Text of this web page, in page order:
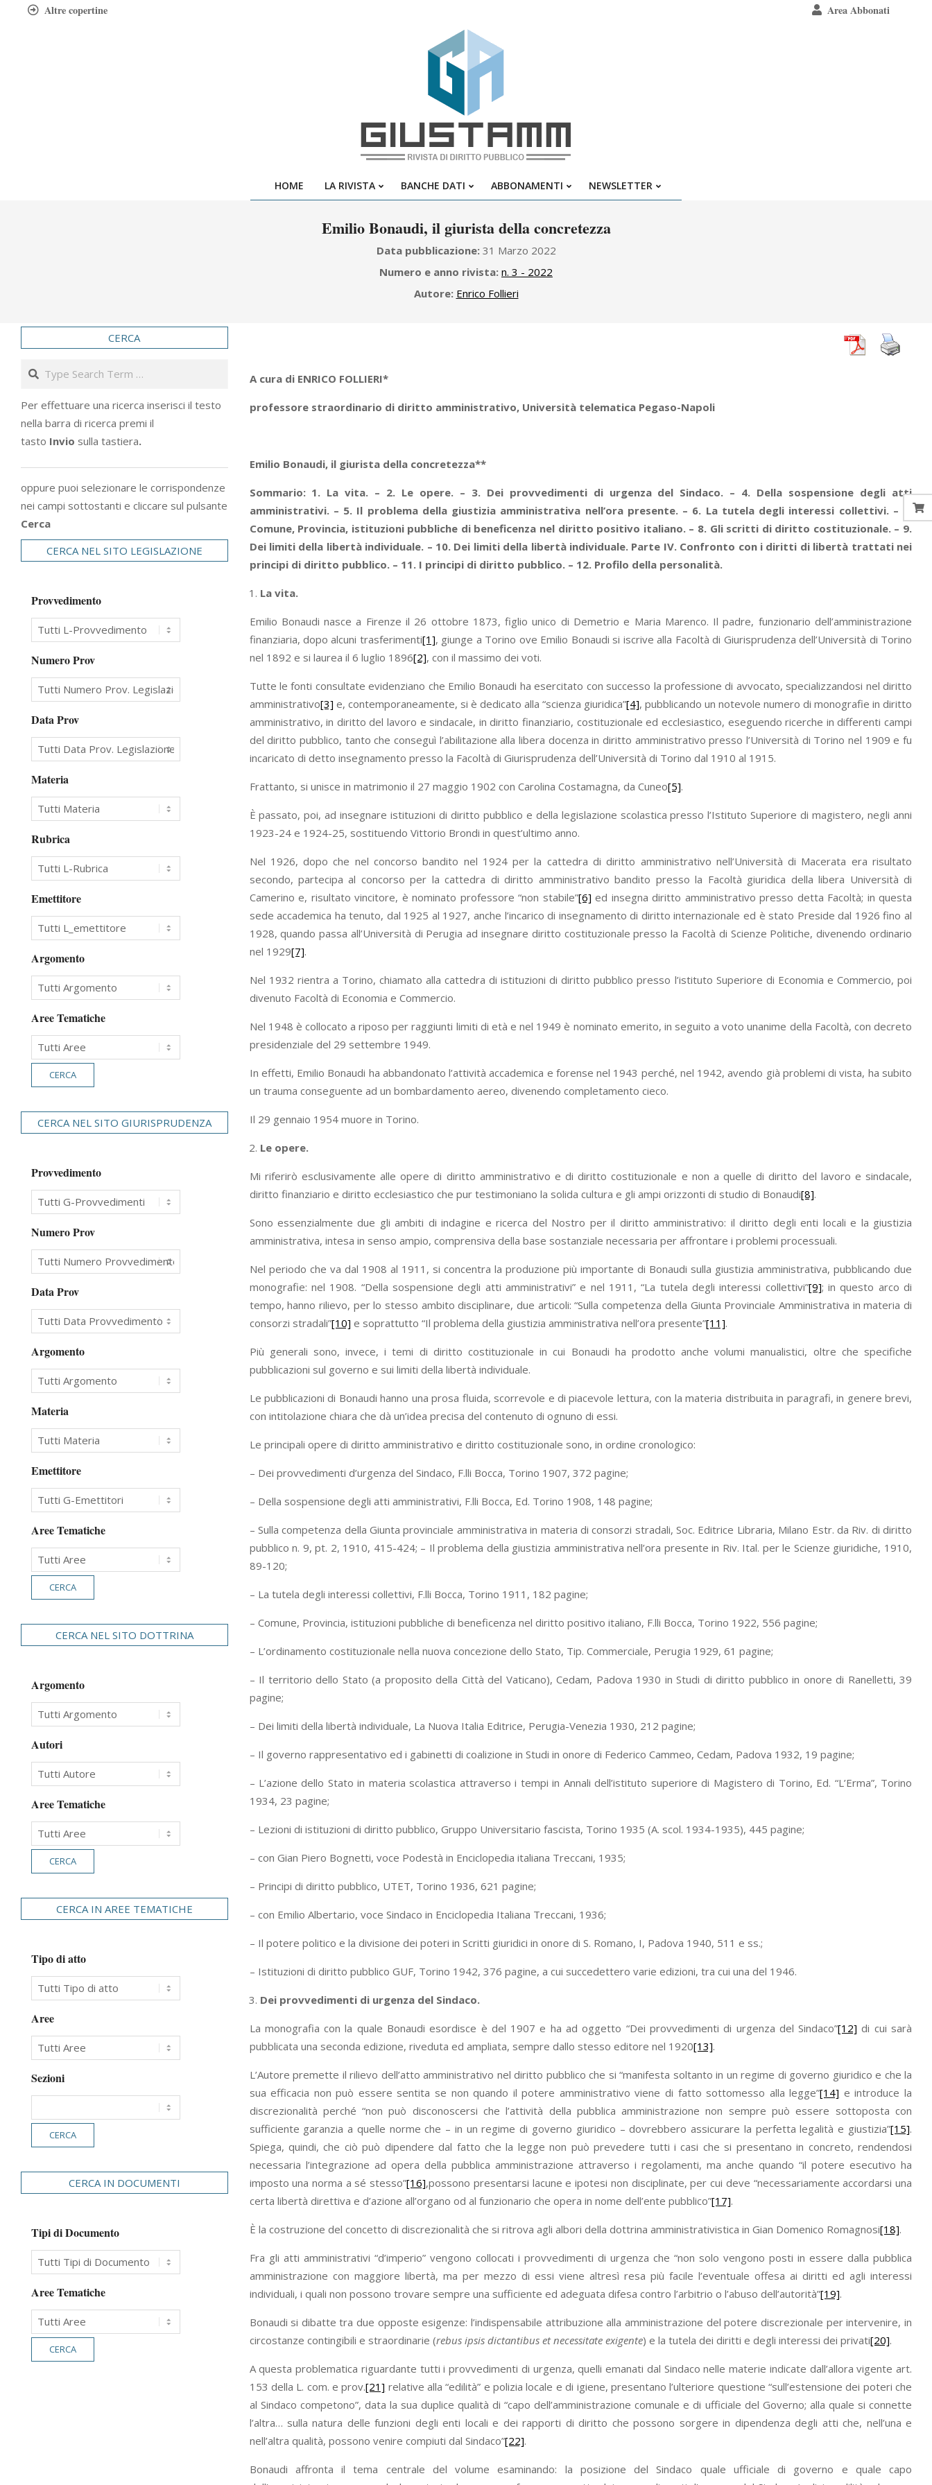
Altre copertine Area Abbonati
Giustamm
Primary
Menu
HOME LA RIVISTA BANCHE DATI ABBONAMENTI NEWSLETTER
Emilio Bonaudi, il giurista della concretezza
Data pubblicazione:31 Marzo 2022
Numero e anno rivista: n. 3 - 2022
Autore: Enrico Follieri
A cura di ENRICO FOLLIERI*
professore straordinario di diritto amministrativo, Università telematica Pegaso-Napoli
Emilio Bonaudi, il giurista della concretezza**
Sommario:1. La vita. – 2. Le opere. – 3. Dei provvedimenti di urgenza del Sindaco. – 4. Della sospensione degli atti
amministrativi. – 5. Il problema della giustizia amministrativa nell’ora presente. – 6. La tutela degli interessi collettivi. – 7.
Comune, Provincia, istituzioni pubbliche di beneficenza nel diritto positivo italiano. – 8. Gli scritti di diritto costituzionale. – 9.
Dei limiti della libertà individuale. – 10. Dei limiti della libertà individuale. Parte IV. Confronto con i diritti di libertà trattati nei
principi di diritto pubblico. – 11. I principi di diritto pubblico. – 12. Profilo della personalità.
La vita.
Emilio Bonaudi nasce a Firenze il 26 ottobre 1873, figlio unico di Demetrio e Maria Marenco. Il padre, funzionario dell’amministrazione
finanziaria, dopo alcuni trasferimenti[1], giunge a Torino ove Emilio Bonaudi si iscrive alla Facoltà di Giurisprudenza dell’Università di Torino
nel 1892 e si laurea il 6 luglio 1896[2], con il massimo dei voti.
Tutte le fonti consultate evidenziano che Emilio Bonaudi ha esercitato con successo la professione di avvocato, specializzandosi nel diritto
amministrativo[3] e, contemporaneamente, si è dedicato alla “scienza giuridica”[4], pubblicando un notevole numero di monografie in diritto
amministrativo, in diritto del lavoro e sindacale, in diritto finanziario, costituzionale ed ecclesiastico, eseguendo ricerche in differenti campi
del diritto pubblico, tanto che conseguì l’abilitazione alla libera docenza in diritto amministrativo presso l’Università di Torino nel 1909 e fu
incaricato di detto insegnamento presso la Facoltà di Giurisprudenza dell’Università di Torino dal 1910 al 1915.
Frattanto, si unisce in matrimonio il 27 maggio 1902 con Carolina Costamagna, da Cuneo[5].
È passato, poi, ad insegnare istituzioni di diritto pubblico e della legislazione scolastica presso l’Istituto Superiore di magistero, negli anni
1923-24 e 1924-25, sostituendo Vittorio Brondi in quest’ultimo anno.
Nel 1926, dopo che nel concorso bandito nel 1924 per la cattedra di diritto amministrativo nell’Università di Macerata era risultato
secondo, partecipa al concorso per la cattedra di diritto amministrativo bandito presso la Facoltà giuridica della libera Università di
Camerino e, risultato vincitore, è nominato professore “non stabile”[6] ed insegna diritto amministrativo presso detta Facoltà; in questa
sede accademica ha tenuto, dal 1925 al 1927, anche l’incarico di insegnamento di diritto internazionale ed è stato Preside dal 1926 fino al
1928, quando passa all’Università di Perugia ad insegnare diritto costituzionale presso la Facoltà di Scienze Politiche, divenendo ordinario
nel 1929[7].
Nel 1932 rientra a Torino, chiamato alla cattedra di istituzioni di diritto pubblico presso l’istituto Superiore di Economia e Commercio, poi
divenuto Facoltà di Economia e Commercio.
Nel 1948 è collocato a riposo per raggiunti limiti di età e nel 1949 è nominato emerito, in seguito a voto unanime della Facoltà, con decreto
presidenziale del 29 settembre 1949.
In effetti, Emilio Bonaudi ha abbandonato l’attività accademica e forense nel 1943 perché, nel 1942, avendo già problemi di vista, ha subito
un trauma conseguente ad un bombardamento aereo, divenendo completamento cieco.
Il 29 gennaio 1954 muore in Torino.
Le opere.
Mi riferirò esclusivamente alle opere di diritto amministrativo e di diritto costituzionale e non a quelle di diritto del lavoro e sindacale,
diritto finanziario e diritto ecclesiastico che pur testimoniano la solida cultura e gli ampi orizzonti di studio di Bonaudi[8].
Sono essenzialmente due gli ambiti di indagine e ricerca del Nostro per il diritto amministrativo: il diritto degli enti locali e la giustizia
amministrativa, intesa in senso ampio, comprensiva della base sostanziale necessaria per affrontare i problemi processuali.
Nel periodo che va dal 1908 al 1911, si concentra la produzione più importante di Bonaudi sulla giustizia amministrativa, pubblicando due
monografie: nel 1908. “Della sospensione degli atti amministrativi” e nel 1911, “La tutela degli interessi collettivi”[9]; in questo arco di
tempo, hanno rilievo, per lo stesso ambito disciplinare, due articoli: “Sulla competenza della Giunta Provinciale Amministrativa in materia di
consorzi stradali”[10] e soprattutto “Il problema della giustizia amministrativa nell’ora presente”[11].
Più generali sono, invece, i temi di diritto costituzionale in cui Bonaudi ha prodotto anche volumi manualistici, oltre che specifiche
pubblicazioni sul governo e sui limiti della libertà individuale.
Le pubblicazioni di Bonaudi hanno una prosa fluida, scorrevole e di piacevole lettura, con la materia distribuita in paragrafi, in genere brevi,
con intitolazione chiara che dà un’idea precisa del contenuto di ognuno di essi.
Le principali opere di diritto amministrativo e diritto costituzionale sono, in ordine cronologico:
– Dei provvedimenti d’urgenza del Sindaco, F.lli Bocca, Torino 1907, 372 pagine;
– Della sospensione degli atti amministrativi, F.lli Bocca, Ed. Torino 1908, 148 pagine;
– Sulla competenza della Giunta provinciale amministrativa in materia di consorzi stradali, Soc. Editrice Libraria, Milano Estr. da Riv. di diritto
pubblico n. 9, pt. 2, 1910, 415-424; – Il problema della giustizia amministrativa nell’ora presente in Riv. Ital. per le Scienze giuridiche, 1910,
89-120;
– La tutela degli interessi collettivi, F.lli Bocca, Torino 1911, 182 pagine;
– Comune, Provincia, istituzioni pubbliche di beneficenza nel diritto positivo italiano, F.lli Bocca, Torino 1922, 556 pagine;
– L’ordinamento costituzionale nella nuova concezione dello Stato, Tip. Commerciale, Perugia 1929, 61 pagine;
– Il territorio dello Stato (a proposito della Città del Vaticano), Cedam, Padova 1930 in Studi di diritto pubblico in onore di Ranelletti, 39
pagine;
– Dei limiti della libertà individuale, La Nuova Italia Editrice, Perugia-Venezia 1930, 212 pagine;
– Il governo rappresentativo ed i gabinetti di coalizione in Studi in onore di Federico Cammeo, Cedam, Padova 1932, 19 pagine;
– L’azione dello Stato in materia scolastica attraverso i tempi in Annali dell’istituto superiore di Magistero di Torino, Ed. “L’Erma”, Torino
1934, 23 pagine;
– Lezioni di istituzioni di diritto pubblico, Gruppo Universitario fascista, Torino 1935 (A. scol. 1934-1935), 445 pagine;
– con Gian Piero Bognetti, voce Podestà in Enciclopedia italiana Treccani, 1935;
– Principi di diritto pubblico, UTET, Torino 1936, 621 pagine;
– con Emilio Albertario, voce Sindaco in Enciclopedia Italiana Treccani, 1936;
– Il potere politico e la divisione dei poteri in Scritti giuridici in onore di S. Romano, I, Padova 1940, 511 e ss.;
– Istituzioni di diritto pubblico GUF, Torino 1942, 376 pagine, a cui succedettero varie edizioni, tra cui una del 1946.
Dei provvedimenti di urgenza del Sindaco.
La monografia con la quale Bonaudi esordisce è del 1907 e ha ad oggetto “Dei provvedimenti di urgenza del Sindaco”[12] di cui sarà
pubblicata una seconda edizione, riveduta ed ampliata, sempre dallo stesso editore nel 1920[13].
L’Autore premette il rilievo dell’atto amministrativo nel diritto pubblico che si “manifesta soltanto in un regime di governo giuridico e che la
sua efficacia non può essere sentita se non quando il potere amministrativo viene di fatto sottomesso alla legge”[14] e introduce la
discrezionalità perché “non può disconoscersi che l’attività della pubblica amministrazione non sempre può essere sottoposta con
sufficiente garanzia a quelle norme che – in un regime di governo giuridico – dovrebbero assicurare la perfetta legalità e giustizia”[15].
Spiega, quindi, che ciò può dipendere dal fatto che la legge non può prevedere tutti i casi che si presentano in concreto, rendendosi
necessaria l’integrazione ad opera della pubblica amministrazione attraverso i regolamenti, ma anche quando “il potere esecutivo ha
imposto una norma a sé stesso”[16],possono presentarsi lacune e ipotesi non disciplinate, per cui deve “necessariamente accordarsi una
certa libertà direttiva e d’azione all’organo od al funzionario che opera in nome dell’ente pubblico”[17].
È la costruzione del concetto di discrezionalità che si ritrova agli albori della dottrina amministrativistica in Gian Domenico Romagnosi[18].
Fra gli atti amministrativi “d’imperio” vengono collocati i provvedimenti di urgenza che “non solo vengono posti in essere dalla pubblica
amministrazione con maggiore libertà, ma per mezzo di essi viene altresì resa più facile l’eventuale offesa ai diritti ed agli interessi
individuali, i quali non possono trovare sempre una sufficiente ed adeguata difesa contro l’arbitrio o l’abuso dell’autorità”[19].
Bonaudi si dibatte tra due opposte esigenze: l’indispensabile attribuzione alla amministrazione del potere discrezionale per intervenire, in
circostanze contingibili e straordinarie (rebus ipsis dictantibus et necessitate exigente) e la tutela dei diritti e degli interessi dei privati[20].
A questa problematica riguardante tutti i provvedimenti di urgenza, quelli emanati dal Sindaco nelle materie indicate dall’allora vigente art.
153 della L. com. e prov.[21] relative alla “edilità” e polizia locale e di igiene, presentano l’ulteriore questione “sull’estensione dei poteri che
al Sindaco competono”, data la sua duplice qualità di “capo dell’amministrazione comunale e di ufficiale del Governo; alla quale si connette
l’altra… sulla natura delle funzioni degli enti locali e dei rapporti di diritto che possono sorgere in dipendenza degli atti che, nell’una e
nell’altra qualità, possono venire compiuti dal Sindaco”[22].
Bonaudi affronta il tema centrale del volume esaminando: la posizione del Sindaco quale ufficiale di governo e quale capo
CERCA
Search
Per effettuare una ricerca inserisci il testo
nella barra di ricerca premi il
tasto Invio sulla tastiera.
oppure puoi selezionare le corrispondenze
nei campi sottostanti e cliccare sul pulsante
Cerca
CERCA NEL SITO LEGISLAZIONE
Provvedimento
Numero Prov
Data Prov
Materia
Rubrica
Emettitore
Argomento
Aree Tematiche
CERCA NEL SITO GIURISPRUDENZA
Provvedimento
Numero Prov
Data Prov
Argomento
Materia
Emettitore
Aree Tematiche
CERCA NEL SITO DOTTRINA
Argomento
Autori
Aree Tematiche
CERCA IN AREE TEMATICHE
Tipo di atto
Aree
Sezioni
CERCA IN DOCUMENTI
Tipi di Documento
Aree Tematiche